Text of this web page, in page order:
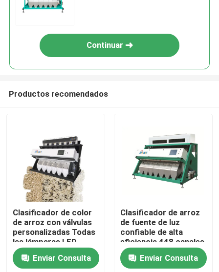
Hogar
Productos
Sobre nosotros
Continuar
Productos recomendados
Clasificador de color
de arroz con válvulas
personalizadas Todas
las lámparas LED
Enviar Consulta
Clasificador de arroz
de fuente de luz
confiable de alta
eficiencia 448 canales
Enviar Consulta